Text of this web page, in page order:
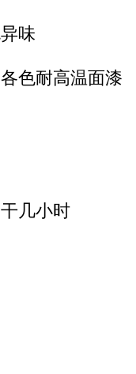
味
色耐高温面漆
几小时